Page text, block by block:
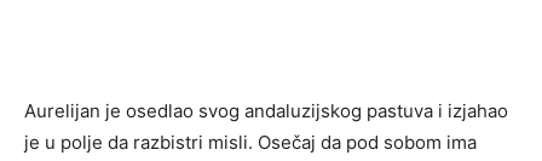
Aurelijan je osedlao svog andaluzijskog pastuva i izjahao
je u polje da razbistri misli. Osečaj da pod sobom ima